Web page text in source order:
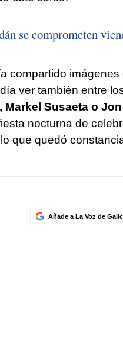
se comprometen
compartido imágenes
ver también entre
Markel Susaeta o
nocturna de
que quedó
Añade a La Voz de